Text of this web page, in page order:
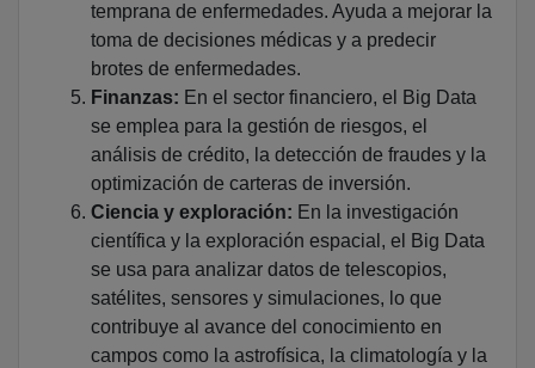
temprana de enfermedades. Ayuda a mejorar la
toma de decisiones médicas y a predecir
brotes de enfermedades.
Finanzas: En el sector financiero, el Big Data
se emplea para la gestión de riesgos, el
análisis de crédito, la detección de fraudes y la
optimización de carteras de inversión.
Ciencia y exploración: En la investigación
científica y la exploración espacial, el Big Data
se usa para analizar datos de telescopios,
satélites, sensores y simulaciones, lo que
contribuye al avance del conocimiento en
campos como la astrofísica, la climatología y la